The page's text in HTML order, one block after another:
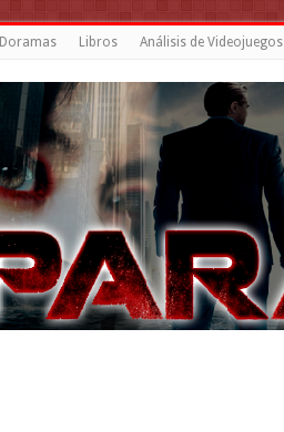
Doramas Libros Análisis de Videojuegos